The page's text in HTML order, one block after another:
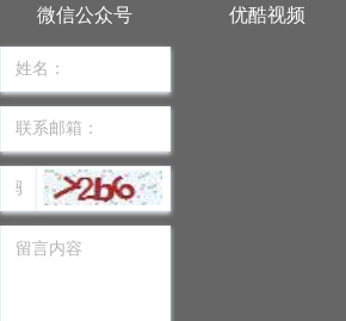
微信公众号 优酷视频